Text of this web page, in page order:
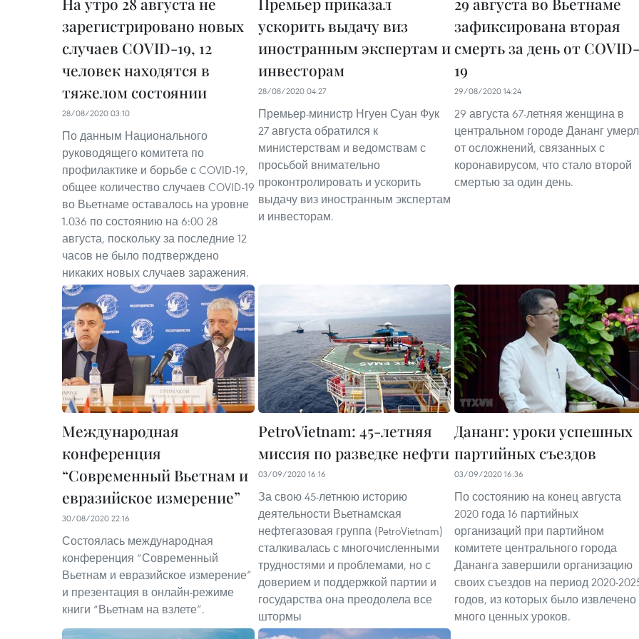
зарегистрировано новых
случаев COVID-19, 12
человек находятся в
тяжелом состоянии
28/08/2020 03:10
По данным Национального
руководящего комитета по
профилактике и борьбе с COVID-19,
общее количество случаев COVID-19
во Вьетнаме оставалось на уровне
1.036 по состоянию на 6:00 28
августа, поскольку за последние 12
часов не было подтверждено
никаких новых случаев заражения.
ускорить выдачу виз
иностранным экспертам и
инвесторам
28/08/2020 04:27
Премьер-министр Нгуен Суан Фук
27 августа обратился к
министерствам и ведомствам с
просьбой внимательно
проконтролировать и ускорить
выдачу виз иностранным экспертам
и инвесторам.
зафиксирована вторая
смерть за день от COVID-
19
29/08/2020 14:24
29 августа 67-летняя женщина в
центральном городе Дананг
от осложнений, связанных с
коронавирусом, что стало второй
смертью за один день.
Международная
конференция
“Современный Вьетнам и
евразийское измерение”
30/08/2020 22:16
Состоялась международная
конференция “Современный
Вьетнам и евразийское измерение”
и презентация в онлайн-режиме
книги “Вьетнам на взлете”.
PetroVietnam: 45-летняя
миссия по разведке нефти
03/09/2020 16:16
За свою 45-летнюю историю
деятельности Вьетнамская
нефтегазовая группа (PetroVietnam)
сталкивалась с многочисленными
трудностями и проблемами, но с
доверием и поддержкой партии и
государства она преодолела все
штормы
Дананг: уроки успешных
партийных съездов
03/09/2020 16:36
По состоянию на конец августа
2020 года 16 партийных
организаций при партийном
комитете центрального города
Дананга завершили организацию
своих съездов на период 2020-
годов, из которых было извлечено
много ценных уроков.